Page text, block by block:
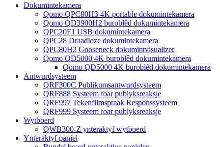
Dokumintekamera
Qomo QPC80H3 4K portable dokumintekamera
Qomo QD3900H2 buroblêd dokumintekamera
QPC20F1 USB dokumintekamera
QPC28 Draadloze dokumintekamera
QPC80H2 Gooseneck dokumintvisualizer
Qomo QD5000 4K buroblêd dokumintekamera
Qomo QD5000 4K buroblêd dokumintekamera
Antwurdsysteem
QRF300C Publikumsantwurdsysteem
QRF888 Systeem foar publyksreaksje
QRF997 Tekenfilmspraak Responssysteem
QRF999 Systeem foar publyksreaksje
Wytboerd
QWB300-Z ynteraktyf wytboerd
Ynteraktyf paniel